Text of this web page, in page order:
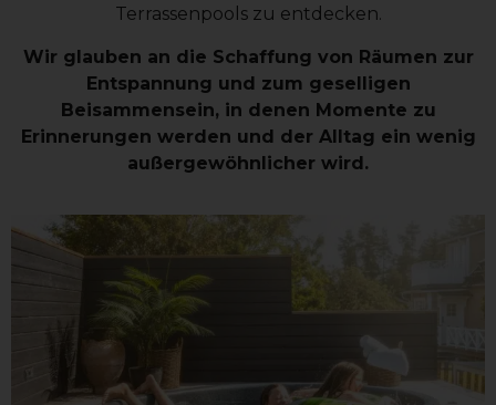
Terrassenpools zu entdecken.
Wir glauben an die Schaffung von Räumen zur
Entspannung und zum geselligen
Beisammensein, in denen Momente zu
Erinnerungen werden und der Alltag ein wenig
außergewöhnlicher wird.